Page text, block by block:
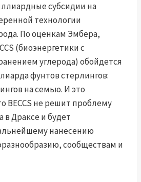
субсидии на
технологии
По оценкам Эмбера,
(биоэнергетики с
углерода) обойдется
фунтов стерлингов:
на семью. И это
BECCS не решит проблему
в Драксе и будет
нанесению
сообществам и